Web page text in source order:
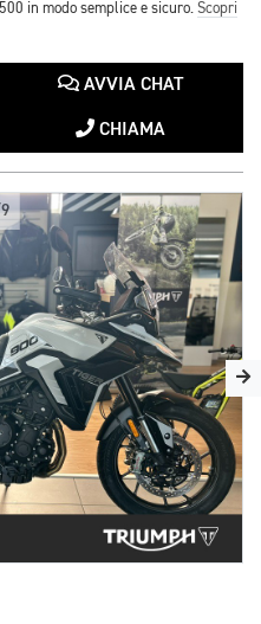
in modo semplice e sicuro. Scopri
AVVIA CHAT
CHIAMA